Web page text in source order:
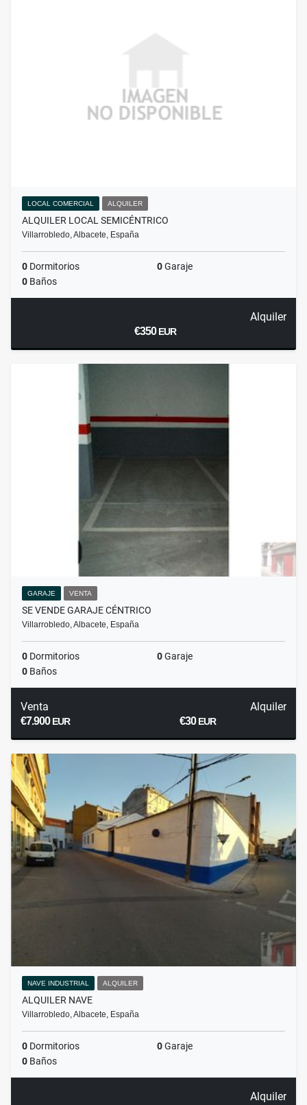
LOCAL COMERCIAL ALQUILER
ALQUILER LOCAL SEMICÉNTRICO
Villarrobledo, Albacete, España
0 Dormitorios 0Garaje
0 Baños
Alquiler
€350EUR
GARAJE VENTA
SE VENDE GARAJE CÉNTRICO
Villarrobledo, Albacete, España
0 Dormitorios 0Garaje
0 Baños
Venta
€7.900EUR
Alquiler
€30EUR
NAVE INDUSTRIAL ALQUILER
ALQUILER NAVE
Villarrobledo, Albacete, España
0 Dormitorios 0Garaje
0 Baños
Alquiler